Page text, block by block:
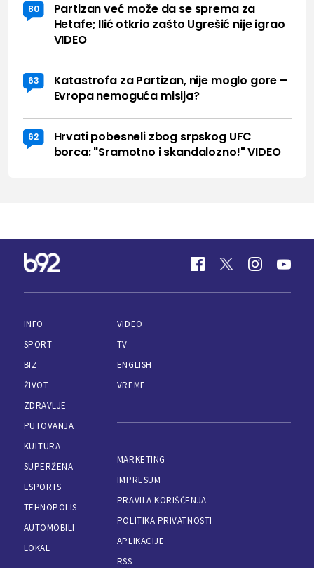
80
Partizan već može da se sprema za
Hetafe; Ilić otkrio zašto Ugrešić nije igrao
VIDEO
63
Katastrofa za Partizan, nije moglo gore –
Evropa nemoguća misija?
62
Hrvati pobesneli zbog srpskog UFC
borca: "Sramotno i skandalozno!" VIDEO
INFO
SPORT
BIZ
ŽIVOT
ZDRAVLJE
PUTOVANJA
KULTURA
SUPERŽENA
ESPORTS
TEHNOPOLIS
AUTOMOBILI
LOKAL
VIDEO
TV
ENGLISH
VREME
MARKETING
IMPRESUM
PRAVILA KORIŠĆENJA
POLITIKA PRIVATNOSTI
APLIKACIJE
RSS